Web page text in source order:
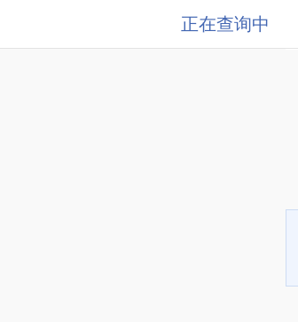
正在查询中